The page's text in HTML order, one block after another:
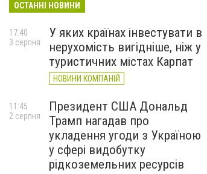
ОСТАННІ НОВИНИ
У яких країнах інвестувати в
нерухомість вигідніше, ніж у
туристичних містах Карпат
НОВИНИ КОМПАНІЙ
17:40
3 серпня
Президент США Дональд
Трамп нагадав про
укладення угоди з Україною
у сфері видобутку
рідкоземельних ресурсів
11:45
2 серпня